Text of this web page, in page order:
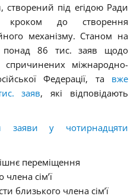
створений під егідою Ради
до створення
механізму. Станом на
понад 86 тис. заяв щодо
міжнародно-
Федерації, та вже
заяв, які відповідають
заяви у чотирнадцяти
переміщення
сім’ї
близького члена сім’ї